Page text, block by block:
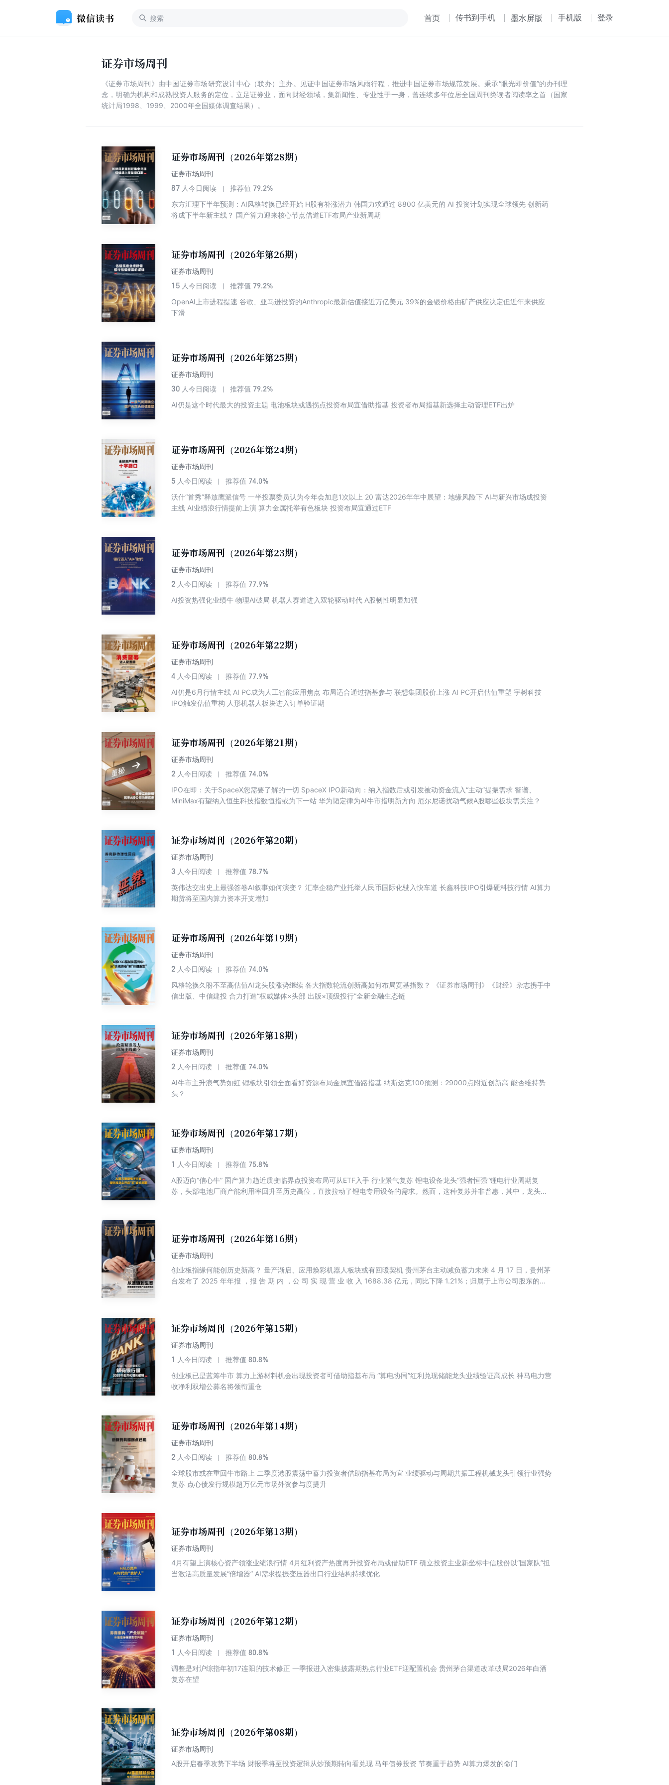
首页 传书到手机 墨水屏版 手机版 登录
证券市场周刊
《证券市场周刊》由中国证券市场研究设计中心（联办）主办。见证中国证券市场风雨行程，推进中国证券市场规范发展。秉承“眼光即价值”的办刊理
念，明确为机构和成熟投资人服务的定位，立足证券业，面向财经领域，集新闻性、专业性于一身，曾连续多年位居全国周刊类读者阅读率之首（国家
统计局1998、1999、2000年全国媒体调查结果）。
证券市场周刊（2026年第28期）
证券市场周刊
87 人今日阅读 推荐值 79.2%
东方汇理下半年预测：AI风格转换已经开始 H股有补涨潜力 韩国力求通过 8800 亿美元的 AI 投资计划实现全球领先 创新药
将成下半年新主线？ 国产算力迎来核心节点借道ETF布局产业新周期
证券市场周刊（2026年第26期）
证券市场周刊
15 人今日阅读 推荐值 79.2%
OpenAI上市进程提速 谷歌、亚马逊投资的Anthropic最新估值接近万亿美元 39%的金银价格由矿产供应决定但近年来供应
下滑
证券市场周刊（2026年第25期）
证券市场周刊
30 人今日阅读 推荐值 79.2%
AI仍是这个时代最大的投资主题 电池板块或遇拐点投资布局宜借助指基 投资者布局指基新选择主动管理ETF出炉
证券市场周刊（2026年第24期）
证券市场周刊
5 人今日阅读 推荐值 74.0%
沃什“首秀”释放鹰派信号 一半投票委员认为今年会加息1次以上 20 富达2026年年中展望：地缘风险下 AI与新兴市场成投资
主线 AI业绩浪行情提前上演 算力金属托举有色板块 投资布局宜通过ETF
证券市场周刊（2026年第23期）
证券市场周刊
2 人今日阅读 推荐值 77.9%
AI投资热强化业绩牛 物理AI破局 机器人赛道进入双轮驱动时代 A股韧性明显加强
证券市场周刊（2026年第22期）
证券市场周刊
4 人今日阅读 推荐值 77.9%
AI仍是6月行情主线 AI PC成为人工智能应用焦点 布局适合通过指基参与 联想集团股价上涨 AI PC开启估值重塑 宇树科技
IPO触发估值重构 人形机器人板块进入订单验证期
证券市场周刊（2026年第21期）
证券市场周刊
2 人今日阅读 推荐值 74.0%
IPO在即：关于SpaceX您需要了解的一切 SpaceX IPO新动向：纳入指数后或引发被动资金流入“主动”提振需求 智谱、
MiniMax有望纳入恒生科技指数恒指或为下一站 华为韬定律为AI牛市指明新方向 厄尔尼诺扰动气候A股哪些板块需关注？
证券市场周刊（2026年第20期）
证券市场周刊
3 人今日阅读 推荐值 78.7%
英伟达交出史上最强答卷AI叙事如何演变？ 汇率企稳产业托举人民币国际化驶入快车道 长鑫科技IPO引爆硬科技行情 AI算力
期货将至国内算力资本开支增加
证券市场周刊（2026年第19期）
证券市场周刊
2 人今日阅读 推荐值 74.0%
风格轮换久盼不至高估值AI龙头股涨势继续 各大指数轮流创新高如何布局宽基指数？ 《证券市场周刊》《财经》杂志携手中
信出版、中信建投 合力打造“权威媒体×头部 出版×顶级投行”全新金融生态链
证券市场周刊（2026年第18期）
证券市场周刊
2 人今日阅读 推荐值 74.0%
AI牛市主升浪气势如虹 锂板块引领全面看好资源布局金属宜借路指基 纳斯达克100预测：29000点附近创新高 能否维持势
头？
证券市场周刊（2026年第17期）
证券市场周刊
1 人今日阅读 推荐值 75.8%
A股迈向“信心牛” 国产算力趋近质变临界点投资布局可从ETF入手 行业景气复苏 锂电设备龙头“强者恒强”锂电行业周期复
苏，头部电池厂商产能利用率回升至历史高位，直接拉动了锂电专用设备的需求。然而，这种复苏并非普惠，其中，龙头企
证券市场周刊（2026年第16期）
证券市场周刊
创业板指缘何能创历史新高？ 量产渐启、应用焕彩机器人板块或有回暖契机 贵州茅台主动减负蓄力未来 4 月 17 日，贵州茅
台发布了 2025 年年报 ，报 告 期 内 ，公 司 实 现 营 业 收 入 1688.38 亿元，同比下降 1.21%；归属于上市公司股东的净
证券市场周刊（2026年第15期）
证券市场周刊
1 人今日阅读 推荐值 80.8%
创业板已是蓝筹牛市 算力上游材料机会出现投资者可借助指基布局 “算电协同”红利兑现储能龙头业绩验证高成长 神马电力营
收净利双增公募名将领衔重仓
证券市场周刊（2026年第14期）
证券市场周刊
2 人今日阅读 推荐值 80.8%
全球股市或在重回牛市路上 二季度港股震荡中蓄力投资者借助指基布局为宜 业绩驱动与周期共振工程机械龙头引领行业强势
复苏 点心债发行规模超万亿元市场外资参与度提升
证券市场周刊（2026年第13期）
证券市场周刊
4月有望上演核心资产领涨业绩浪行情 4月红利资产热度再升投资布局或借助ETF 确立投资主业新坐标中信股份以“国家队”担
当激活高质量发展“倍增器” AI需求提振变压器出口行业结构持续优化
证券市场周刊（2026年第12期）
证券市场周刊
1 人今日阅读 推荐值 80.8%
调整是对沪综指年初17连阳的技术修正 一季报进入密集披露期热点行业ETF迎配置机会 贵州茅台渠道改革破局2026年白酒
复苏在望
证券市场周刊（2026年第08期）
证券市场周刊
A股开启春季攻势下半场 财报季将至投资逻辑从炒预期转向看兑现 马年债券投资 节奏重于趋势 AI算力爆发的命门